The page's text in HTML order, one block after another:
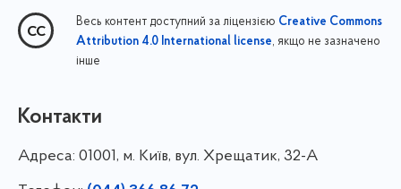
Весь контент доступний за ліцензією Creative Commons
Attribution 4.0 International license, якщо не зазначено
інше
Контакти
Адреса: 01001, м. Київ, вул. Хрещатик, 32-А